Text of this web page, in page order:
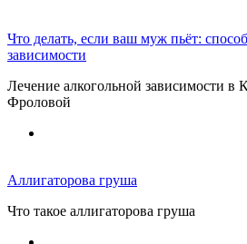
Что делать, если ваш муж пьёт:
зависимости
Лечение алкогольной зависимости
Фроловой
Аллигаторова груша
Что такое аллигаторова груша